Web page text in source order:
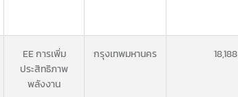
EE การเพิ่ม
ประสิทธิภาพ
พลังงาน
กรุงเทพมหานคร 18,188